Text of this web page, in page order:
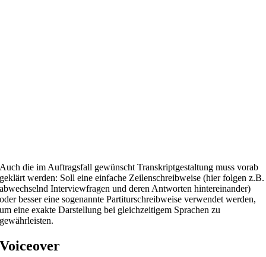
Auch die im Auftragsfall gewünscht Transkriptgestaltung muss vorab
geklärt werden: Soll eine einfache Zeilenschreibweise (hier folgen z.B.
abwechselnd Interviewfragen und deren Antworten hintereinander)
oder besser eine sogenannte Partiturschreibweise verwendet werden,
um eine exakte Darstellung bei gleichzeitigem Sprachen zu
gewährleisten.
Voiceover